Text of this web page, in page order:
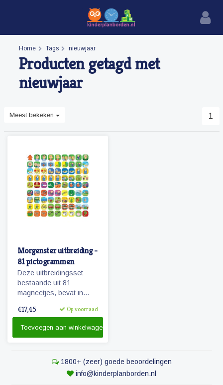
Home Tags nieuwjaar
Producten getagd met
nieuwjaar
Meest bekeken 1
Morgenster uitbreiding -
81 pictogrammen
Deze uitbreidingsset
bestaande uit 81
magneetjes, bevat in
basisset Morgenster, alle
serie en in een ruime
pictogrammen.
€17,45 Op voorraad
Toevoegen aan winkelwagen
1800+ (zeer) goede beoordelingen
info@kinderplanborden.nl